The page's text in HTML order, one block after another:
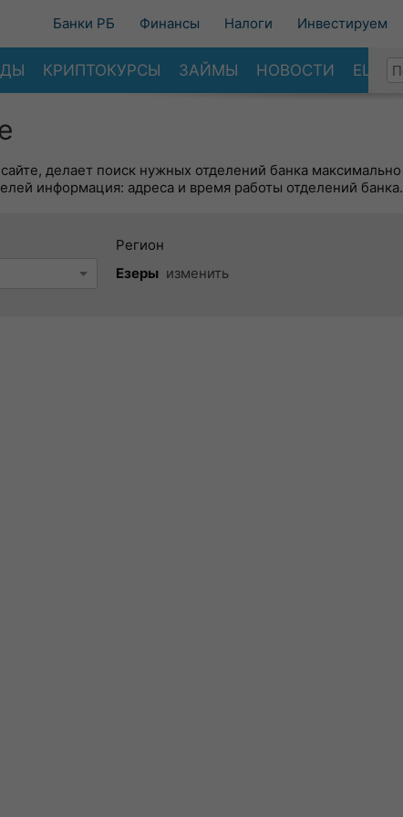
Банки РБ Финансы Налоги Инвестируем
КРИПТОКУРСЫ ЗАЙМЫ НОВОСТИ ЕЩЕ
делает поиск нужных отделений банка максимально
информация: адреса и время работы отделений банка.
Регион
Езеры изменить